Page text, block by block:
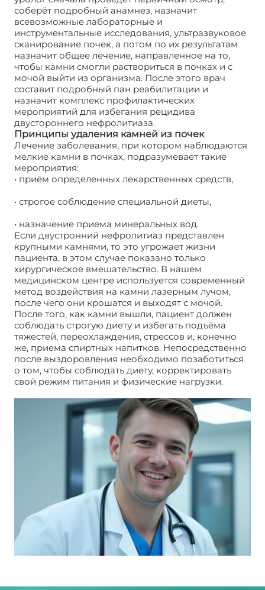
соберёт подробный анамнез, назначит
всевозможные лабораторные и
инструментальные исследования, ультразвуковое
сканирование почек, а потом по их результатам
назначит общее лечение, направленное на то,
чтобы камни смогли раствориться в почках и с
мочой выйти из организма. После этого врач
составит подробный пан реабилитации и
назначит комплекс профилактических
мероприятий для избегания рецидива
двустороннего нефролитиаза.
Принципы удаления камней из почек
Лечение заболевания, при котором наблюдаются
мелкие камни в почках, подразумевает такие
мероприятия:
• приём определенных лекарственных средств,
• строгое соблюдение специальной диеты,
• назначение приема минеральных вод.
Если двустронний нефролитиаз представлен
крупными камнями, то это угрожает жизни
пациента, в этом случае показано только
хирургическое вмешательство. В нашем
медицинском центре используется современный
метод воздействия на камни лазерным лучом,
после чего они крошатся и выходят с мочой.
После того, как камни вышли, пациент должен
соблюдать строгую диету и избегать подъёма
тяжестей, переохлаждения, стрессов и, конечно
же, приема спиртных напитков. Непосредственно
после выздоровления необходимо позаботиться
о том, чтобы соблюдать диету, корректировать
свой режим питания и физические нагрузки.